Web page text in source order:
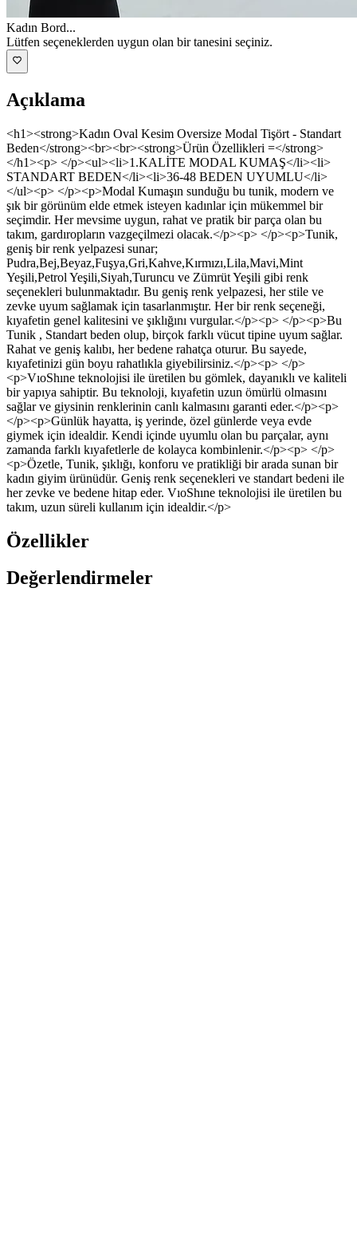
Kadın Bord...
Lütfen seçeneklerden uygun olan bir tanesini seçiniz.
Açıklama
<h1><strong>Kadın Oval Kesim Oversize Modal Tişört - Standart
Beden</strong><br><br><strong>Ürün Özellikleri =</strong>
</h1><p> </p><ul><li>1.KALİTE MODAL KUMAŞ</li><li>
STANDART BEDEN</li><li>36-48 BEDEN UYUMLU</li>
</ul><p> </p><p>Modal Kumaşın sunduğu bu tunik, modern ve
şık bir görünüm elde etmek isteyen kadınlar için mükemmel bir
seçimdir. Her mevsime uygun, rahat ve pratik bir parça olan bu
takım, gardıropların vazgeçilmezi olacak.</p><p> </p><p>Tunik,
geniş bir renk yelpazesi sunar;
Pudra,Bej,Beyaz,Fuşya,Gri,Kahve,Kırmızı,Lila,Mavi,Mint
Yeşili,Petrol Yeşili,Siyah,Turuncu ve Zümrüt Yeşili gibi renk
seçenekleri bulunmaktadır. Bu geniş renk yelpazesi, her stile ve
zevke uyum sağlamak için tasarlanmıştır. Her bir renk seçeneği,
kıyafetin genel kalitesini ve şıklığını vurgular.</p><p> </p><p>Bu
Tunik , Standart beden olup, birçok farklı vücut tipine uyum sağlar.
Rahat ve geniş kalıbı, her bedene rahatça oturur. Bu sayede,
kıyafetinizi gün boyu rahatlıkla giyebilirsiniz.</p><p> </p>
<p>VıoShıne teknolojisi ile üretilen bu gömlek, dayanıklı ve kaliteli
bir yapıya sahiptir. Bu teknoloji, kıyafetin uzun ömürlü olmasını
sağlar ve giysinin renklerinin canlı kalmasını garanti eder.</p><p>
</p><p>Günlük hayatta, iş yerinde, özel günlerde veya evde
giymek için idealdir. Kendi içinde uyumlu olan bu parçalar, aynı
zamanda farklı kıyafetlerle de kolayca kombinlenir.</p><p> </p>
<p>Özetle, Tunik, şıklığı, konforu ve pratikliği bir arada sunan bir
kadın giyim ürünüdür. Geniş renk seçenekleri ve standart bedeni ile
her zevke ve bedene hitap eder. VıoShıne teknolojisi ile üretilen bu
takım, uzun süreli kullanım için idealdir.</p>
Özellikler
Değerlendirmeler